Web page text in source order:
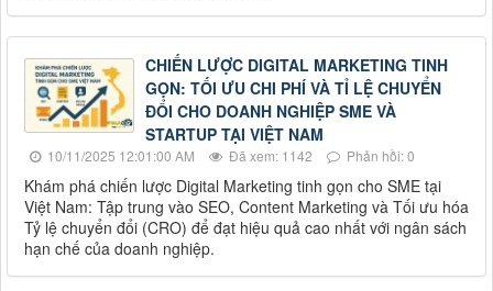
CHIẾN LƯỢC DIGITAL MARKETING TINH
GỌN: TỐI ƯU CHI PHÍ VÀ TỈ LỆ CHUYỂN
ĐỔI CHO DOANH NGHIỆP SME VÀ
STARTUP TẠI VIỆT NAM
10/11/2025 12:01:00 AM Đã xem: 1142 Phản hồi: 0
Khám phá chiến lược Digital Marketing tinh gọn cho SME tại
Việt Nam: Tập trung vào SEO, Content Marketing và Tối ưu hóa
Tỷ lệ chuyển đổi (CRO) để đạt hiệu quả cao nhất với ngân sách
hạn chế của doanh nghiệp.